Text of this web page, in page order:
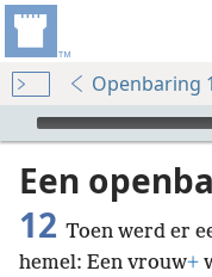
Openbaring
Audio Player
Een
12 Toen werd er
hemel: Een vrouw+